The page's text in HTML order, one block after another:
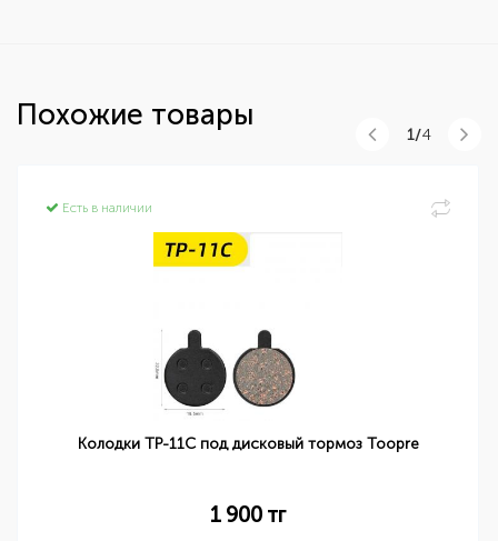
Похожие товары
Есть в наличии
Колодки TP-11C под дисковый тормоз Toopre
1 900 тг
1/4